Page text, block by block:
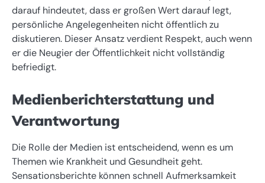
darauf hindeutet, dass er großen Wert darauf legt,
persönliche Angelegenheiten nicht öffentlich zu
diskutieren. Dieser Ansatz verdient Respekt, auch wenn
er die Neugier der Öffentlichkeit nicht vollständig
befriedigt.
Medienberichterstattung und
Verantwortung
Die Rolle der Medien ist entscheidend, wenn es um
Themen wie Krankheit und Gesundheit geht.
Sensationsberichte können schnell Aufmerksamkeit